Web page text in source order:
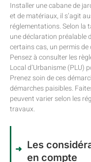
Installer une cabane de
et de matériaux, il s’agit
réglementations. Selon la
une déclaration préalable
certains cas, un permis
Pensez à consulter les
Local d’Urbanisme (PLU)
Prenez soin de ces
démarches paisibles.
peuvent varier selon les
travaux.
Les
en compte